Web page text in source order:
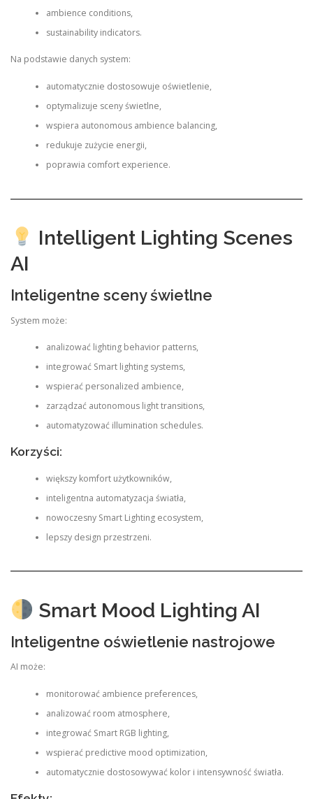
ambience conditions,
sustainability indicators.
Na podstawie danych system:
automatycznie dostosowuje oświetlenie,
optymalizuje sceny świetlne,
wspiera autonomous ambience balancing,
redukuje zużycie energii,
poprawia comfort experience.
Intelligent Lighting Scenes
AI
Inteligentne sceny świetlne
System może:
analizować lighting behavior patterns,
integrować Smart lighting systems,
wspierać personalized ambience,
zarządzać autonomous light transitions,
automatyzować illumination schedules.
Korzyści:
większy komfort użytkowników,
inteligentna automatyzacja światła,
nowoczesny Smart Lighting ecosystem,
lepszy design przestrzeni.
Smart Mood Lighting AI
Inteligentne oświetlenie nastrojowe
AI może:
monitorować ambience preferences,
analizować room atmosphere,
integrować Smart RGB lighting,
wspierać predictive mood optimization,
automatycznie dostosowywać kolor i intensywność światła.